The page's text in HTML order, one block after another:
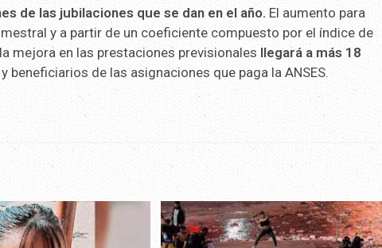
de las jubilaciones que se dan en el año. El aumento para
y a partir de un coeficiente compuesto por el índice de
mejora en las prestaciones previsionales llegará a más 18
beneficiarios de las asignaciones que paga la ANSES.